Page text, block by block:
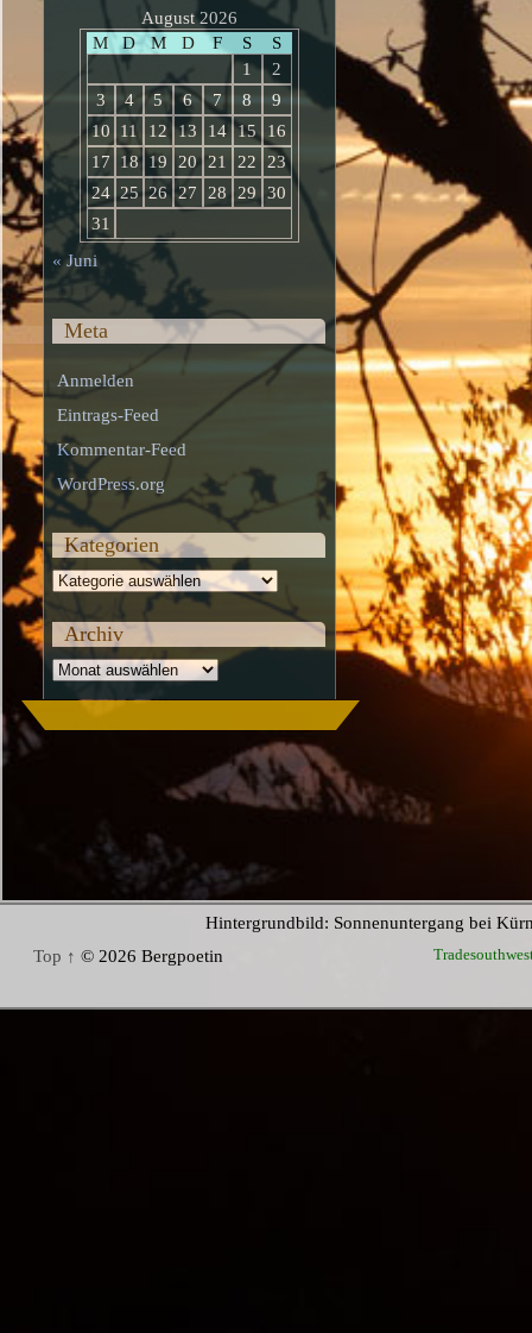
August 2026
M
D M D F S
S
1
2
3
4 5 6 7 8
9
10
11 12 13 14 15
16
17
18 19 20 21 22
23
24 25 26 27 28 29
30
31
« Juni
Meta
Anmelden
Eintrags-Feed
Kommentar-Feed
WordPress.org
Kategorien
Kategorien
Archiv
Archiv
Hintergrundbild: Sonnenuntergang bei
Top ↑ © 2026 Bergpoetin